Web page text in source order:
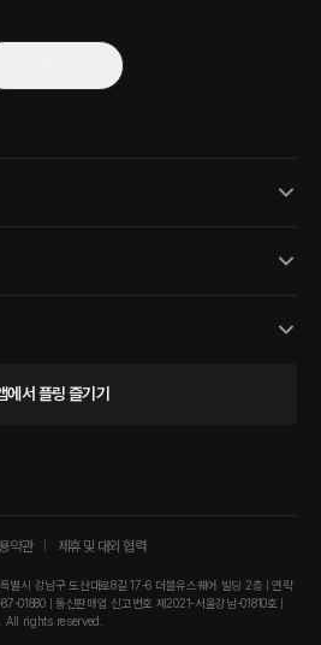
에서 플링 즐기기
약관 제휴 및 대외 협력
별시 강남구 도산대로8길 17-6 더블유스퀘어 빌딩 2층 | 연락
01880 | 통신판매업 신고번호 제2021-서울강남-01810호 |
All rights reserved.